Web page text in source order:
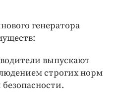
генератора
выпускают
строгих норм